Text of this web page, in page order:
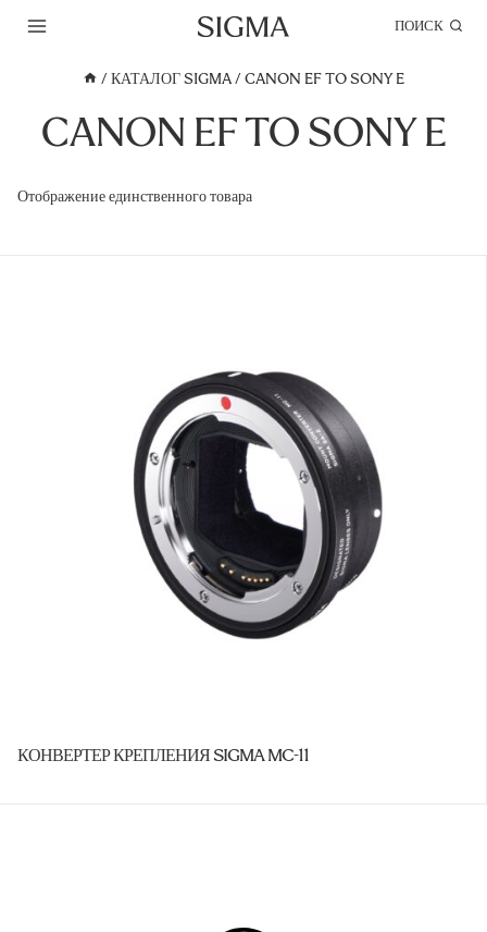
ПОИСК
/ КАТАЛОГ SIGMA / CANON EF TO SONY E
CANON EF TO SONY E
Отображение единственного товара
КОНВЕРТЕР КРЕПЛЕНИЯ SIGMA MC-11